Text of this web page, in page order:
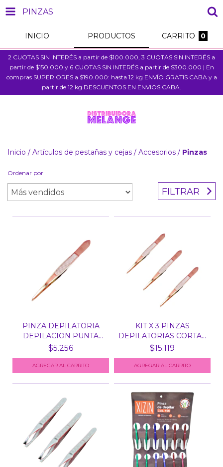
PINZAS
INICIO PRODUCTOS CARRITO 0
2 CUOTAS SIN INTERÉS a partir de $100.000, 3 CUOTAS SIN INTERÉS a
partir de $150.000 y 6 CUOTAS SIN INTERÉS a partir de $300.000 | En
compras SUPERIORES a $190.000: hasta 12 kg ENVÍO GRATIS CABA y a
partir de 12 kg DESCUENTOS EN ENVIOS CABA.
Inicio / Artículos de pestañas y cejas / Accesorios / Pinzas
Ordenar por
FILTRAR
PINZA DEPILATORIA
DEPILACION PUNTA
FINA...
$5.256
KIT X 3 PINZAS
DEPILATORIAS CORTAS
PUNTA...
$15.119